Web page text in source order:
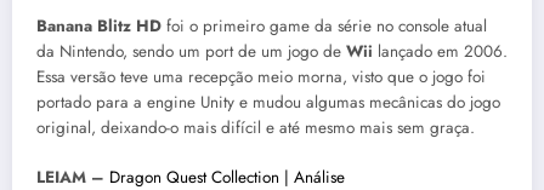
Banana Blitz HD foi o primeiro game da série no console atual
da Nintendo, sendo um port de um jogo de Wii lançado em 2006.
Essa versão teve uma recepção meio morna, visto que o jogo foi
portado para a engine Unity e mudou algumas mecânicas do jogo
original, deixando-o mais difícil e até mesmo mais sem graça.
LEIAM – Dragon Quest Collection | Análise